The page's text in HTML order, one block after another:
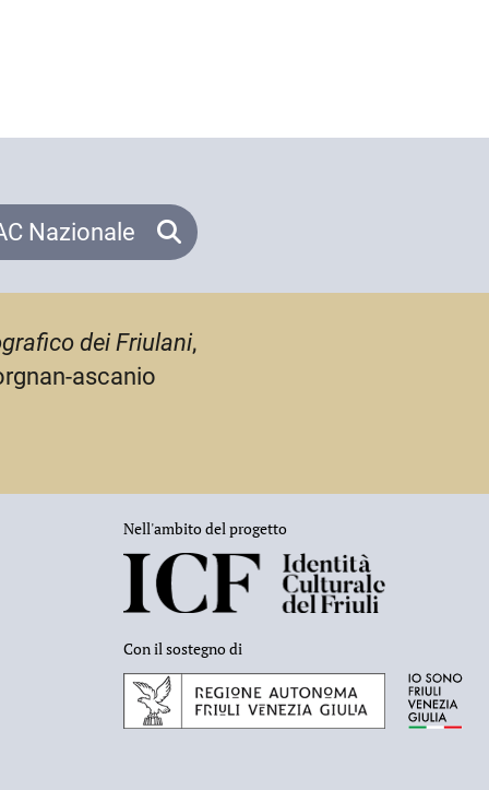
Nazionale
dei Friulani,
ascanio
Nell'ambito del progetto
Con il sostegno di